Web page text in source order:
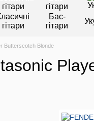
гітари
Бас-
гітари
Butterscotch Blonde